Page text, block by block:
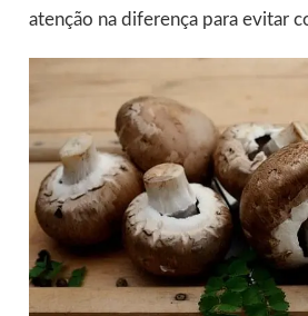
atenção na diferença para evitar